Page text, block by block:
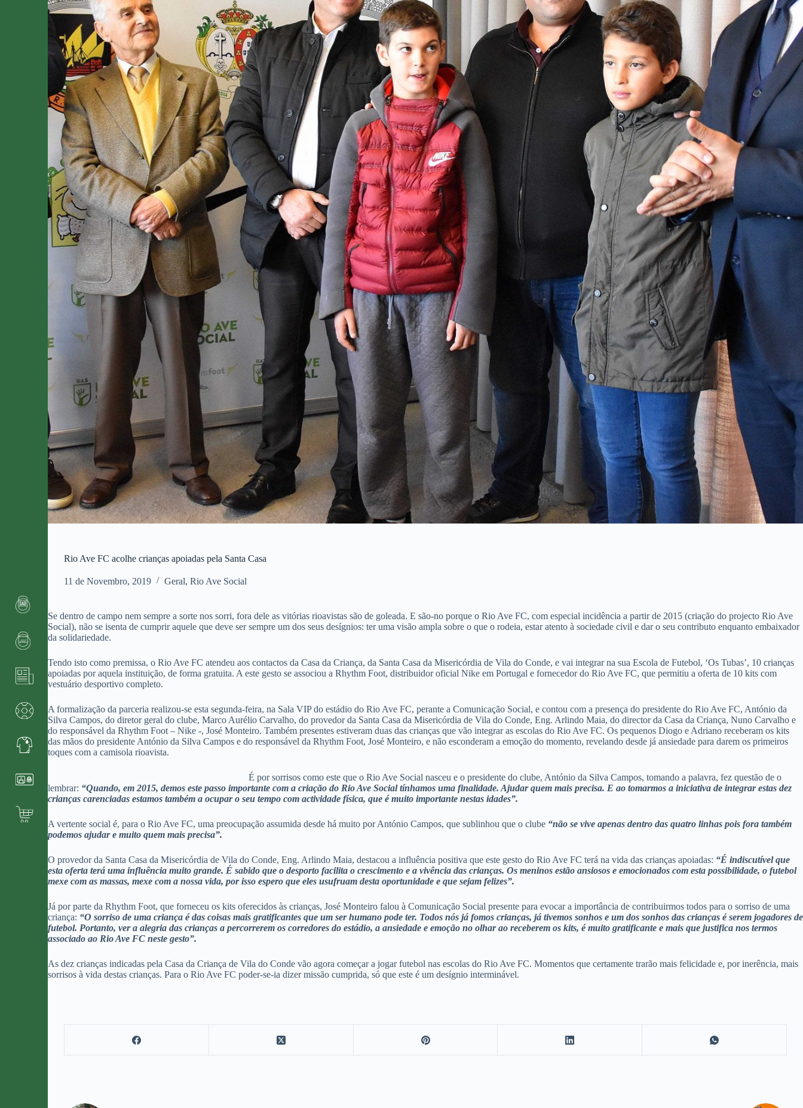
Rio Ave FC acolhe crianças apoiadas pela Santa Casa
11 de Novembro, 2019 Geral,Rio Ave Social
Se dentro de campo nem sempre a sorte nos sorri, fora dele as vitórias rioavistas são de goleada. E são-no porque o Rio Ave FC, com especial incidência a partir de 2015 (criação do projecto Rio Ave
Social), não se isenta de cumprir aquele que deve ser sempre um dos seus desígnios: ter uma visão ampla sobre o que o rodeia, estar atento à sociedade civil e dar o seu contributo enquanto embaixador
da solidariedade.
Tendo isto como premissa, o Rio Ave FC atendeu aos contactos da Casa da Criança, da Santa Casa da Misericórdia de Vila do Conde, e vai integrar na sua Escola de Futebol, ‘Os Tubas’, 10 crianças
apoiadas por aquela instituição, de forma gratuita. A este gesto se associou a Rhythm Foot, distribuidor oficial Nike em Portugal e fornecedor do Rio Ave FC, que permitiu a oferta de 10 kits com
vestuário desportivo completo.
A formalização da parceria realizou-se esta segunda-feira, na Sala VIP do estádio do Rio Ave FC, perante a Comunicação Social, e contou com a presença do presidente do Rio Ave FC, António da
Silva Campos, do diretor geral do clube, Marco Aurélio Carvalho, do provedor da Santa Casa da Misericórdia de Vila do Conde, Eng. Arlindo Maia, do director da Casa da Criança, Nuno Carvalho e
do responsável da Rhythm Foot – Nike -, José Monteiro. Também presentes estiveram duas das crianças que vão integrar as escolas do Rio Ave FC. Os pequenos Diogo e Adriano receberam os kits
das mãos do presidente António da Silva Campos e do responsável da Rhythm Foot, José Monteiro, e não esconderam a emoção do momento, revelando desde já ansiedade para darem os primeiros
toques com a camisola rioavista.
É por sorrisos como este que o Rio Ave Social nasceu e o presidente do clube, António da Silva Campos, tomando a palavra, fez questão de o
lembrar: “Quando, em 2015, demos este passo importante com a criação do Rio Ave Social tínhamos uma finalidade. Ajudar quem mais precisa. E ao tomarmos a iniciativa de integrar estas dez
crianças carenciadas estamos também a ocupar o seu tempo com actividade física, que é muito importante nestas idades”.
A vertente social é, para o Rio Ave FC, uma preocupação assumida desde há muito por António Campos, que sublinhou que o clube “não se vive apenas dentro das quatro linhas pois fora também
podemos ajudar e muito quem mais precisa”.
O provedor da Santa Casa da Misericórdia de Vila do Conde, Eng. Arlindo Maia, destacou a influência positiva que este gesto do Rio Ave FC terá na vida das crianças apoiadas: “É indiscutível que
esta oferta terá uma influência muito grande. É sabido que o desporto facilita o crescimento e a vivência das crianças. Os meninos estão ansiosos e emocionados com esta possibilidade, o futebol
mexe com as massas, mexe com a nossa vida, por isso espero que eles usufruam desta oportunidade e que sejam felizes”.
Já por parte da Rhythm Foot, que forneceu os kits oferecidos às crianças, José Monteiro falou à Comunicação Social presente para evocar a importância de contribuirmos todos para o sorriso de uma
criança: “O sorriso de uma criança é das coisas mais gratificantes que um ser humano pode ter. Todos nós já fomos crianças, já tivemos sonhos e um dos sonhos das crianças é serem jogadores de
futebol. Portanto, ver a alegria das crianças a percorrerem os corredores do estádio, a ansiedade e emoção no olhar ao receberem os kits, é muito gratificante e mais que justifica nos termos
associado ao Rio Ave FC neste gesto”.
As dez crianças indicadas pela Casa da Criança de Vila do Conde vão agora começar a jogar futebol nas escolas do Rio Ave FC. Momentos que certamente trarão mais felicidade e, por inerência, mais
sorrisos à vida destas crianças. Para o Rio Ave FC poder-se-ia dizer missão cumprida, só que este é um desígnio interminável.